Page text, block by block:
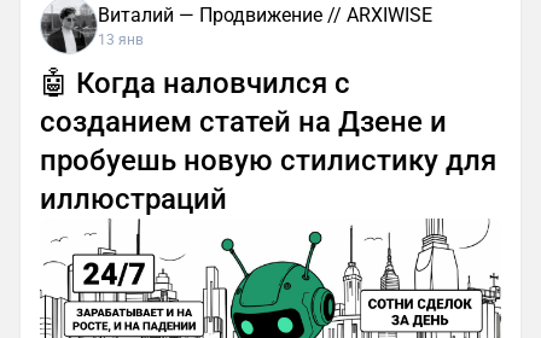
Виталий — Продвижение // ARXIWISE
13 янв
🤖 Когда наловчился с
созданием статей на Дзене и
пробуешь новую стилистику для
иллюстраций